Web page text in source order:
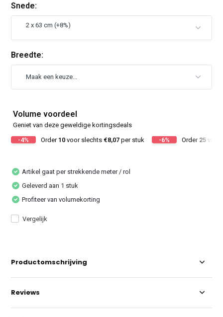
Snede:
Breedte:
Volume voordeel
Geniet van deze geweldige kortingsdeals
-4%
Order 10 voor slechts €8,07 per stuk -6% Order 25 voor
Artikel gaat per strekkende meter / rol
Geleverd aan 1 stuk
Profiteer van volumekorting
Vergelijk
Productomschrijving
Reviews